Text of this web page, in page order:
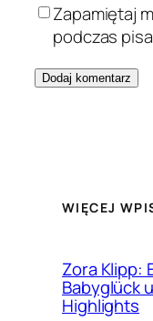
Zapamiętaj
podczas
WIĘCEJ
Zora Klipp:
Babyglück
Highlights